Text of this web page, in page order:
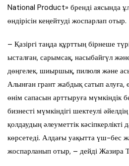
National Product» бренді аясында
өндірісін кеңейтуді жоспарлап отыр.
– Қазіргі таңда құрттың бірнеше
ысталған, сарымсақ, насыбайгүл
дөңгелек, шиыршық, пилюля және
Алынған грант жабдық сатып алуға,
өнім сапасын арттыруға мүмкіндік
бизнесті мүмкіндігі шектеулі
қолдаудың әлеуметтік
көрсетеді. Алдағы уақытта үш-
жоспарланып отыр, – дейді Жазира